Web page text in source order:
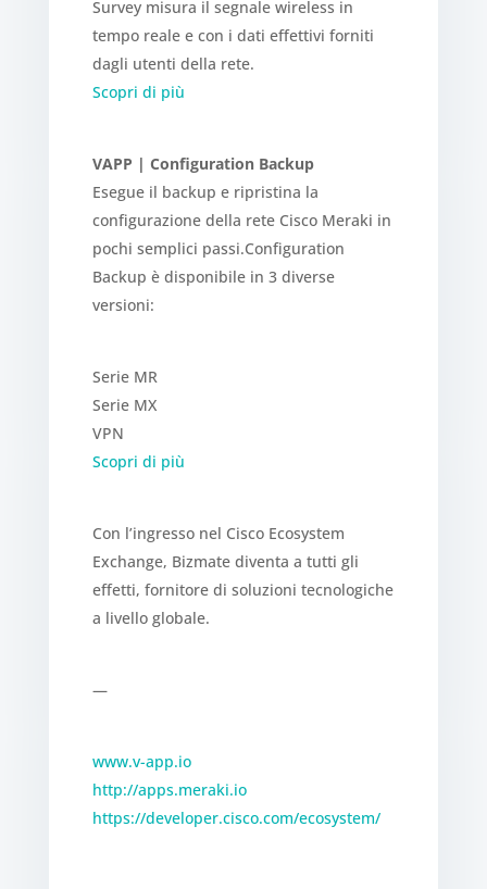
Survey misura il segnale wireless in
tempo reale e con i dati effettivi forniti
dagli utenti della rete.
Scopri di più
VAPP | Configuration Backup
Esegue il backup e ripristina la
configurazione della rete Cisco Meraki in
pochi semplici passi.Configuration
Backup è disponibile in 3 diverse
versioni:
Serie MR
Serie MX
VPN
Scopri di più
Con l’ingresso nel Cisco Ecosystem
Exchange, Bizmate diventa a tutti gli
effetti, fornitore di soluzioni tecnologiche
a livello globale.
—
www.v-app.io
http://apps.meraki.io
https://developer.cisco.com/ecosystem/